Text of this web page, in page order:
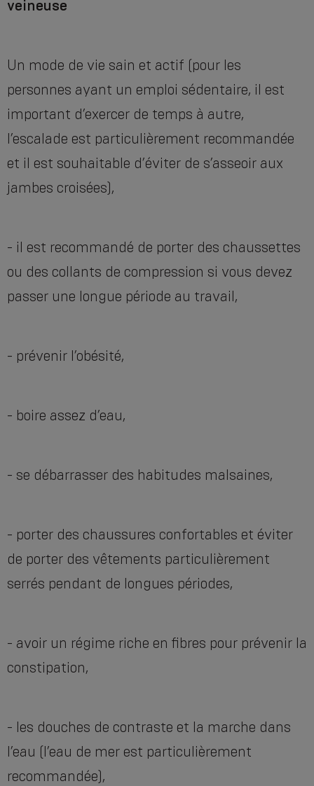
veineuse
Un mode de vie sain et actif (pour les
personnes ayant un emploi sédentaire, il est
important d’exercer de temps à autre,
l’escalade est particulièrement recommandée
et il est souhaitable d’éviter de s’asseoir aux
jambes croisées),
- il est recommandé de porter des chaussettes
ou des collants de compression si vous devez
passer une longue période au travail,
- prévenir l’obésité,
- boire assez d’eau,
- se débarrasser des habitudes malsaines,
- porter des chaussures confortables et éviter
de porter des vêtements particulièrement
serrés pendant de longues périodes,
- avoir un régime riche en fibres pour prévenir la
constipation,
- les douches de contraste et la marche dans
l’eau (l’eau de mer est particulièrement
recommandée),